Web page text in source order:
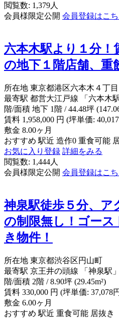
閲覧数: 1,379人
会員様限定公開 会員登録はこ
六本木駅より１分！
の地下１階店舗、重
所在地 東京都港区六本木４丁目
最寄駅 都営大江戸線 「六本木
階/面積 地下 1階 / 44.48坪
賃料 1,958,000 円 (坪単価:
敷金 8.00ヶ月
おすすめ 駅近 造作0 重食可能
お気に入り登録 詳細をみる
閲覧数: 1,444人
会員様限定公開 会員登録はこ
神泉駅徒歩５分、ア
の制限無し！ゴー
き物件！
所在地 東京都渋谷区円山町
最寄駅 京王井の頭線 「神泉駅
階/面積 2階 / 8.90坪 (29.45m²)
賃料 330,000 円 (坪単価: 37,078
敷金 6.00ヶ月
おすすめ 駅近 重食可能 居抜き